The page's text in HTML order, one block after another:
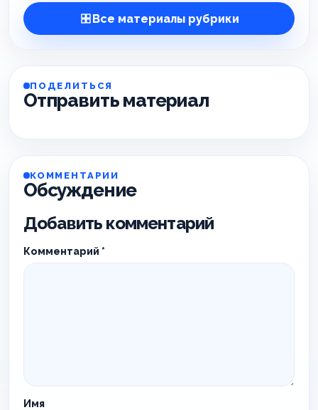
Все материалы рубрики
ПОДЕЛИТЬСЯ
Отправить материал
КОММЕНТАРИИ
Обсуждение
Добавить комментарий
Комментарий *
Имя